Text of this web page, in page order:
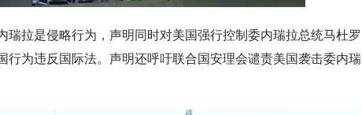
瑞拉是侵略行为，声明同时对美国强行控制委内瑞拉总统马杜罗
行为违反国际法。声明还呼吁联合国安理会谴责美国袭击委内瑞